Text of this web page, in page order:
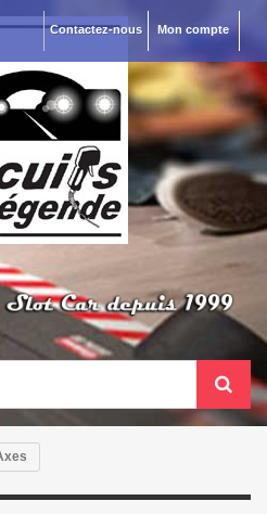
Mon compte
Contactez-nous